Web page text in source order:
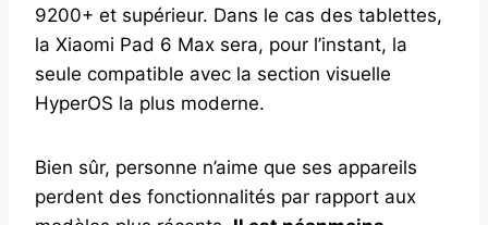
9200+ et supérieur. Dans le cas des tablettes,
la Xiaomi Pad 6 Max sera, pour l’instant, la
seule compatible avec la section visuelle
HyperOS la plus moderne.
Bien sûr, personne n’aime que ses appareils
perdent des fonctionnalités par rapport aux